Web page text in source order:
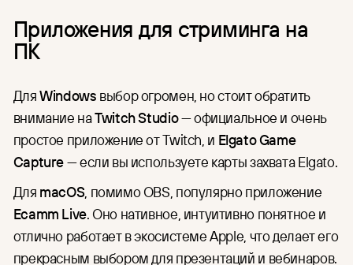
Приложения для стриминга на
ПК
ДляWindows выбор огромен, но стоит обратить
внимание наTwitch Studio— официальное и очень
простое приложение от Twitch, и Elgato Game
Capture— если вы используете карты захвата Elgato.
Для macOS, помимо OBS, популярно приложение
Ecamm Live. Оно нативное, интуитивно понятное и
отлично работает в экосистеме Apple, что делает его
прекрасным выбором для презентаций и вебинаров.